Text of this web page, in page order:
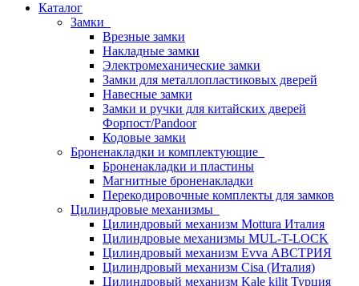
Каталог
Замки
Врезные замки
Накладные замки
Электромеханические замки
Замки для металлопластиковых дверей
Навесные замки
Замки и ручки для китайских дверей
Форпост/Раndoor
Кодовые замки
Броненакладки и комплектующие
Броненакладки и пластины
Магнитные броненакладки
Перекодировочные комплекты для замков
Цилиндровые механизмы
Цилиндровый механизм Mottura Италия
Цилиндровые механизмы MUL-T-LOCK
Цилиндровый механизм Evva АВСТРИЯ
Цилиндровый механизм Cisa (Италия)
Цилиндровый механизм Kale kilit Турция